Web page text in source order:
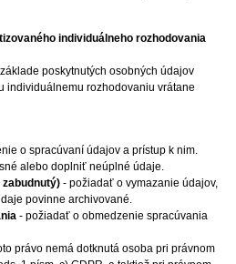
individuálneho rozhodovania
poskytnutých osobných údajov
individuálnemu rozhodovaniu vrátane
o spracúvaní údajov a prístup k nim.
alebo doplniť neúplné údaje.
- požiadať o vymazanie údajov,
povinne archivované.
- požiadať o obmedzenie spracúvania
právo nemá dotknutá osoba pri právnom